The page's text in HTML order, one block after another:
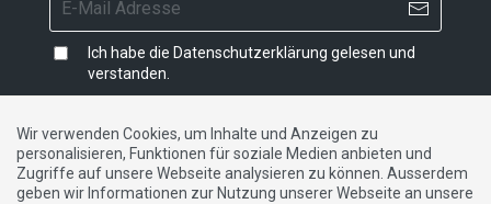
Ich habe die Datenschutzerklärung gelesen und
verstanden.
Impressum |Datenschutzerklärung|Kontakt
Wir verwenden Cookies, um Inhalte und Anzeigen zu
personalisieren, Funktionen für soziale Medien anbieten und
Zugriffe auf unsere Webseite analysieren zu können. Ausserdem
geben wir Informationen zur Nutzung unserer Webseite an unsere